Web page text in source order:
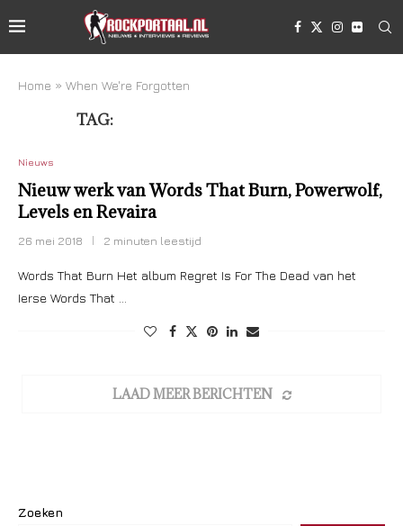
Home » When We're Forgotten
TAG:
Nieuws
Nieuw werk van Words That Burn, Powerwolf,
Levels en Revaira
26 mei 2018 2 minuten leestijd
Words That Burn Het album Regret Is For The Dead van het
Ierse Words That …
LAAD MEER BERICHTEN
Zoeken